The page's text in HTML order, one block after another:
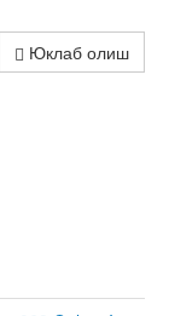
Юклаб олиш